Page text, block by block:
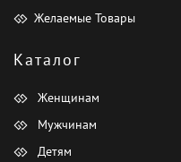
Желаемые Товары
Каталог
Женщинам
Мужчинам
Детям